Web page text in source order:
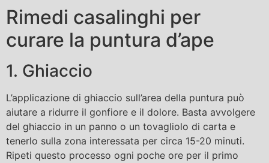
Rimedi casalinghi per
curare la puntura d’ape
1. Ghiaccio
L’applicazione di ghiaccio sull’area della puntura può
aiutare a ridurre il gonfiore e il dolore. Basta avvolgere
del ghiaccio in un panno o un tovagliolo di carta e
tenerlo sulla zona interessata per circa 15-20 minuti.
Ripeti questo processo ogni poche ore per il primo